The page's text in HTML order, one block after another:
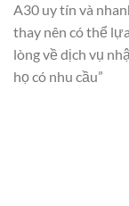
A30 uy tín và
thay nên có thể
lòng về dịch vụ
họ có nhu cầu”